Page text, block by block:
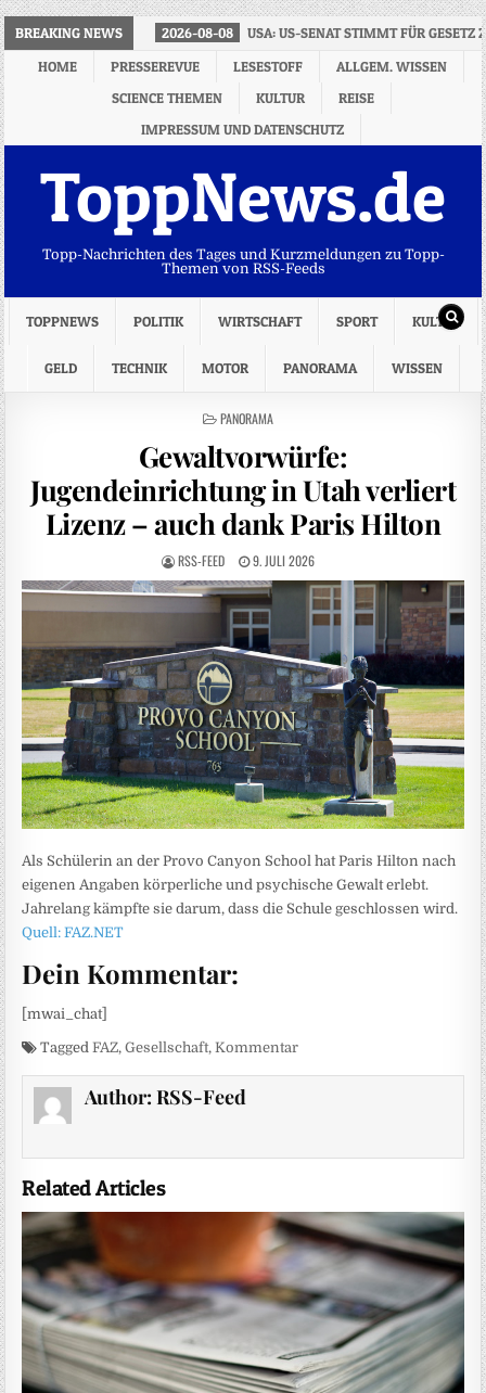
BREAKING NEWS 2026-08-08
USA: US-SENAT STIMMT FÜR GESETZ
HOME
PRESSEREVUE LESESTOFF
ALLGEM. WISSEN
SCIENCE THEMEN
KULTUR
REISE
IMPRESSUM UND DATENSCHUTZ
ToppNews.de
Topp-Nachrichten des Tages und Kurzmeldungen zu Topp-
Themen von RSS-Feeds
TOPPNEWS POLITIK WIRTSCHAFT SPORT KULTUR
GELD TECHNIK MOTOR PANORAMA WISSEN
POSTED
PANORAMA
Gewaltvorwürfe:
Jugendeinrichtung in Utah verliert
Lizenz – auch dank Paris Hilton
RSS-FEED 9. JULI 2026
Als Schülerin an der Provo Canyon School hat Paris Hilton nach
eigenen Angaben körperliche und psychische Gewalt erlebt.
Jahrelang kämpfte sie darum, dass die Schule geschlossen wird.
Quell: FAZ.NET
Dein Kommentar:
[mwai_chat]
TaggedFAZ,Gesellschaft,Kommentar
Author: RSS-Feed
Related Articles